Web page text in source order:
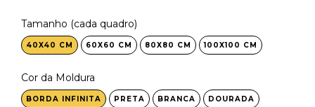
Tamanho (cada quadro)
40X40 CM 60X60 CM 80X80 CM 100X100 CM
Cor da Moldura
BORDA INFINITA PRETA BRANCA DOURADA